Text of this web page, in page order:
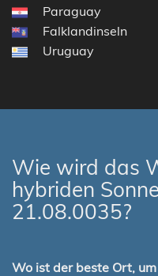
Paraguay
Falklandinseln
Uruguay
Wie wird das
hybriden
21.08.0035?
Wo ist der beste Ort,